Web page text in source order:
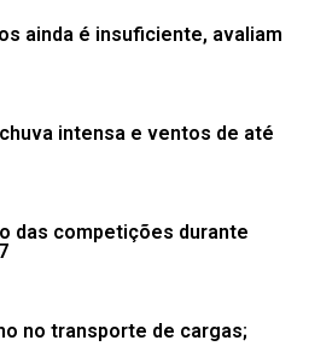
ainda é insuficiente, avaliam
intensa e ventos de até
das competições durante
no transporte de cargas;